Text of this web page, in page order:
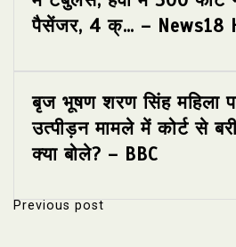
पैसेंजर, 4 क्… – News18
बृज भूषण शरण सिंह महिला
उत्पीड़न मामले में कोर्ट से
क्या बोले? – BBC
P
Previous post